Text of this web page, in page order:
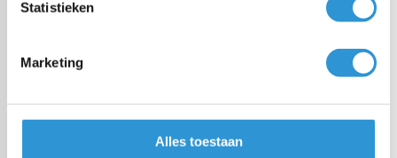
Statistieken
Marketing
Alles toestaan